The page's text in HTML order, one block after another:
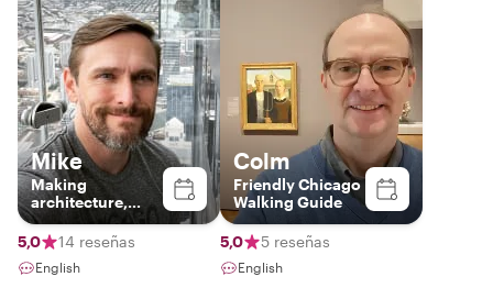
Mike
Making
architecture,
design, & history
fun & interesting!
5,0 14 reseñas
English
Colm
Friendly Chicago
Walking Guide
5,0 5 reseñas
English